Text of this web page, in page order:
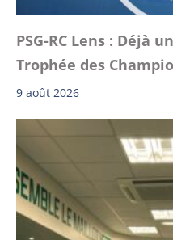
PSG-RC Lens : Déjà
Trophée des
9 août 2026